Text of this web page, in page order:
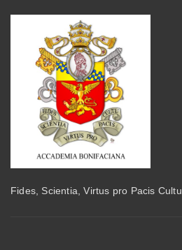
Fides, Scientia, Virtus pro Pacis Cultu